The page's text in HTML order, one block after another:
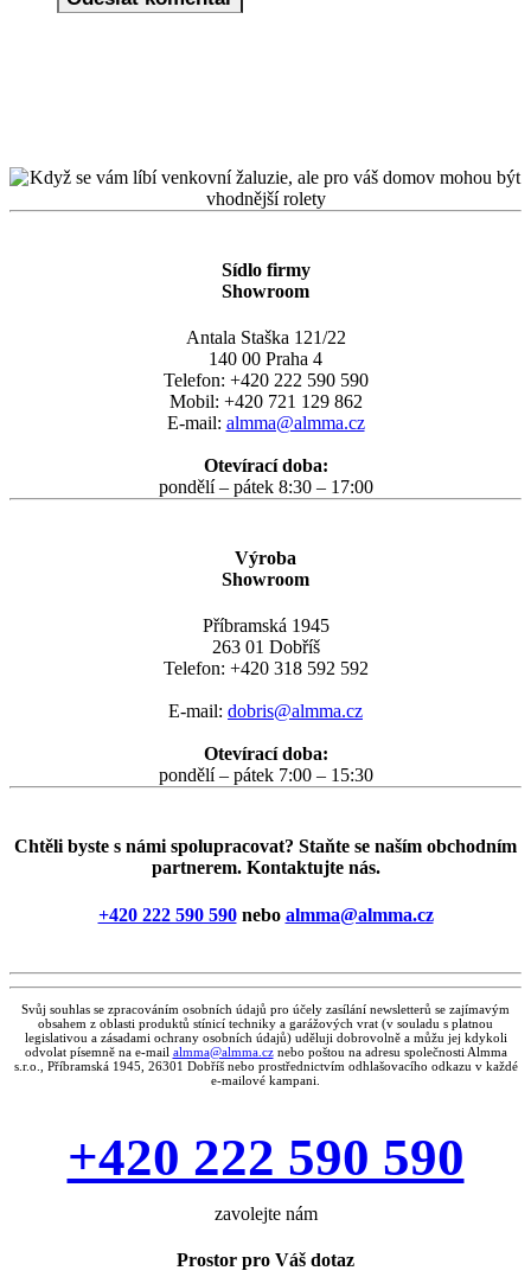
Sídlo firmy
Showroom
Antala Staška 121/22
140 00 Praha 4
Telefon: +420 222 590 590
Mobil: +420 721 129 862
E-mail: almma@almma.cz
Otevírací doba:
pondělí – pátek 8:30 – 17:00
Výroba
Showroom
Příbramská 1945
263 01 Dobříš
Telefon: +420 318 592 592
E-mail: dobris@almma.cz
Otevírací doba:
pondělí – pátek 7:00 – 15:30
Chtěli byste s námi spolupracovat? Staňte se naším obchodním
partnerem. Kontaktujte nás.
+420 222 590 590nebo almma@almma.cz
Svůj souhlas se zpracováním osobních údajů pro účely zasílání newsletterů se zajímavým
obsahem z oblasti produktů stínicí techniky a garážových vrat (v souladu s platnou
legislativou a zásadami ochrany osobních údajů) uděluji dobrovolně a můžu jej kdykoli
odvolat písemně na e-mail almma@almma.cznebo poštou na adresu společnosti Almma
s.r.o., Příbramská 1945, 26301 Dobříš nebo prostřednictvím odhlašovacího odkazu v každé
e-mailové kampani.
+420 222 590 590
zavolejte nám
Prostor pro Váš dotaz